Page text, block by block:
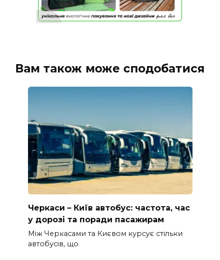
Вам також може сподобатися
Черкаси – Київ автобус: частота, час
у дорозі та поради пасажирам
Між Черкасами та Києвом курсує стільки
автобусів, що